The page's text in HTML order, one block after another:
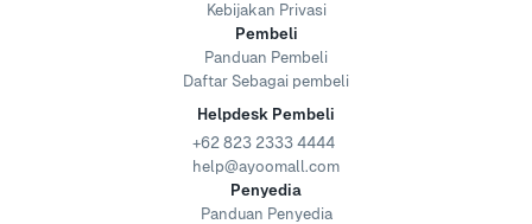
Kebijakan Privasi
Pembeli
Panduan Pembeli
Daftar Sebagai pembeli
Helpdesk Pembeli
+62 823 2333 4444
help@ayoomall.com
Penyedia
Panduan Penyedia